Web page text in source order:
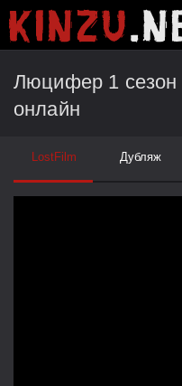
Люцифер 1 сезон
онлайн
LostFilm Дубляж